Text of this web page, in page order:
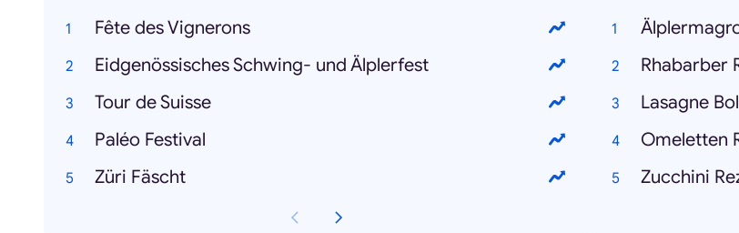
Fête des Vignerons
Eidgenössisches Schwing- und Älplerfest
Tour de Suisse
Paléo Festival
Züri Fäscht
Rhabarber
Lasagne
Omeletten
Zucchini